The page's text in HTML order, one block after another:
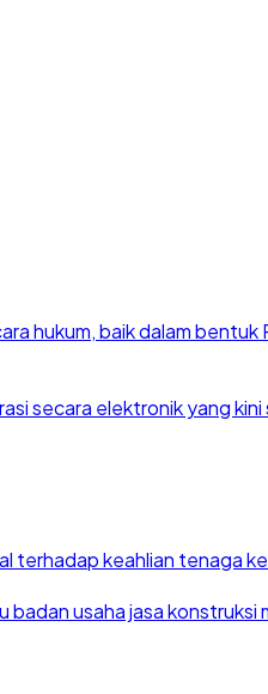
hukum, baik dalam bentuk
secara elektronik yang kini
keahlian tenaga
usaha jasa konstruksi